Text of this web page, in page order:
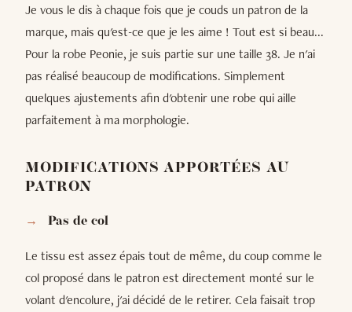
Je vous le dis à chaque fois que je couds un patron de la
marque, mais qu'est-ce que je les aime ! Tout est si beau...
Pour la robe Peonie, je suis partie sur une taille 38. Je n'ai
pas réalisé beaucoup de modifications. Simplement
quelques ajustements afin d'obtenir une robe qui aille
parfaitement à ma morphologie.
MODIFICATIONS APPORTÉES AU
PATRON
Pas de col
Le tissu est assez épais tout de même, du coup comme le
col proposé dans le patron est directement monté sur le
volant d'encolure, j'ai décidé de le retirer. Cela faisait trop